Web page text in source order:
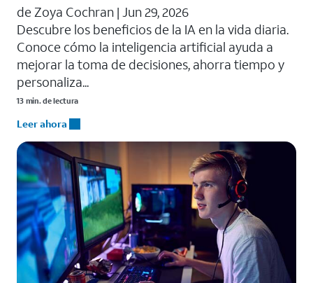
de Zoya Cochran | Jun 29, 2026
​​Descubre los beneficios de la IA en la vida diaria.
Conoce cómo la inteligencia artificial ayuda a
mejorar la toma de decisiones, ahorra tiempo y
personaliza...
13 min. de lectura
Leer ahora